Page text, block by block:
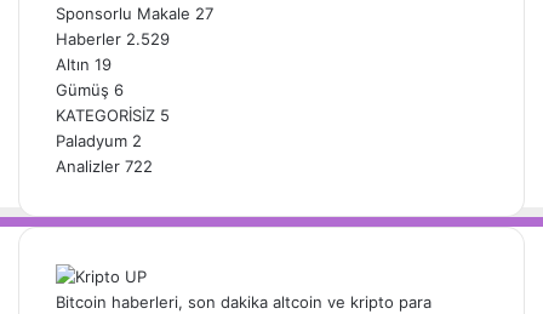
Sponsorlu Makale 27
Haberler 2.529
Altın 19
Gümüş 6
KATEGORİSİZ 5
Paladyum 2
Analizler 722
Bitcoin haberleri, son dakika altcoin ve kripto para